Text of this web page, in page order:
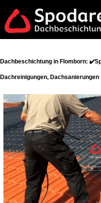
Dachbeschichtung in Flomborn:
Dachreinigungen, Dachsanierungen